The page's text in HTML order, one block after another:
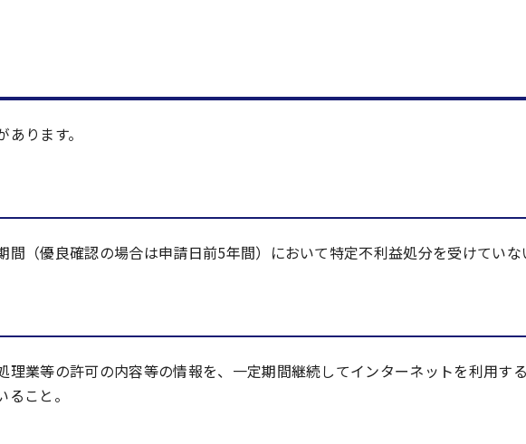
ります。
（優良確認の場合は申請日前5年間）において特定不利益処分を受けていな
業等の許可の内容等の情報を、一定期間継続してインターネットを利用す
こと。